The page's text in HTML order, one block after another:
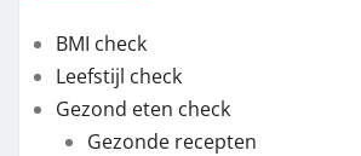
BMI check
Leefstijl check
Gezond eten check
Gezonde recepten